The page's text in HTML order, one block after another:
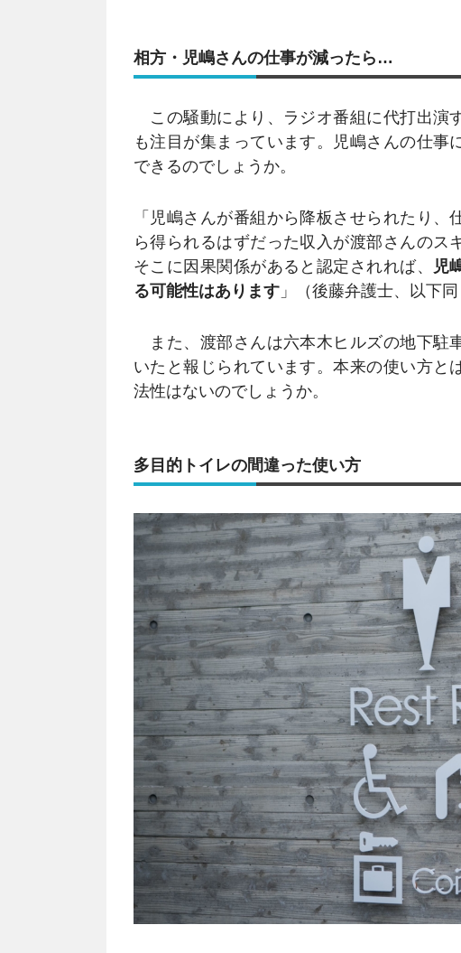
相方・児嶋さんの仕事が減ったら…
この騒動により、ラジオ番組に代打出演
も注目が集まっています。児嶋さんの仕事
できるのでしょうか。
「児嶋さんが番組から降板させられたり
ら得られるはずだった収入が渡部さんのス
そこに因果関係があると認定されれば、
児
る可能性はあります 」（後藤弁護士、以下同
また、渡部さんは六本木ヒルズの地下駐
いたと報じられています。本来の使い方と
法性はないのでしょうか。
多目的トイレの間違った使い方